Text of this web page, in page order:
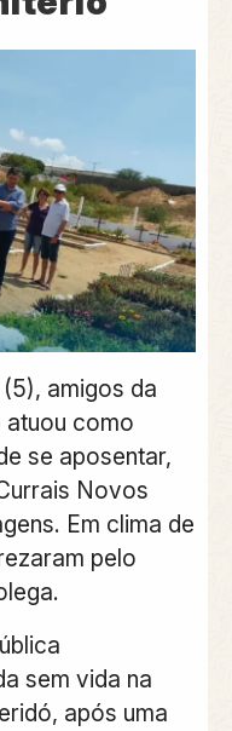
amigos da
atuou como
se aposentar,
Novos
Em clima de
pelo
sem vida na
após uma